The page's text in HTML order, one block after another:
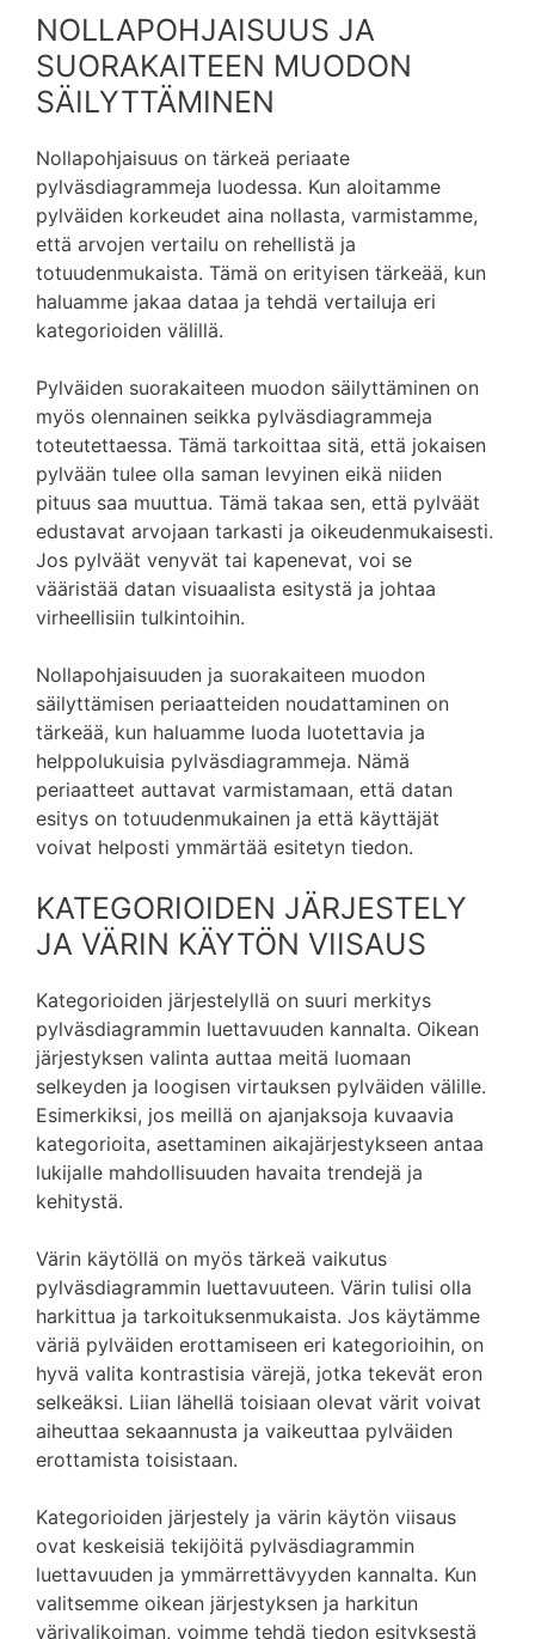
NOLLAPOHJAISUUS JA
SUORAKAITEEN MUODON
SÄILYTTÄMINEN
Nollapohjaisuus on tärkeä periaate
pylväsdiagrammeja luodessa. Kun aloitamme
pylväiden korkeudet aina nollasta, varmistamme,
että arvojen vertailu on rehellistä ja
totuudenmukaista. Tämä on erityisen tärkeää, kun
haluamme jakaa dataa ja tehdä vertailuja eri
kategorioiden välillä.
Pylväiden suorakaiteen muodon säilyttäminen on
myös olennainen seikka pylväsdiagrammeja
toteutettaessa. Tämä tarkoittaa sitä, että jokaisen
pylvään tulee olla saman levyinen eikä niiden
pituus saa muuttua. Tämä takaa sen, että pylväät
edustavat arvojaan tarkasti ja oikeudenmukaisesti.
Jos pylväät venyvät tai kapenevat, voi se
vääristää datan visuaalista esitystä ja johtaa
virheellisiin tulkintoihin.
Nollapohjaisuuden ja suorakaiteen muodon
säilyttämisen periaatteiden noudattaminen on
tärkeää, kun haluamme luoda luotettavia ja
helppolukuisia pylväsdiagrammeja. Nämä
periaatteet auttavat varmistamaan, että datan
esitys on totuudenmukainen ja että käyttäjät
voivat helposti ymmärtää esitetyn tiedon.
KATEGORIOIDEN JÄRJESTELY
JA VÄRIN KÄYTÖN VIISAUS
Kategorioiden järjestelyllä on suuri merkitys
pylväsdiagrammin luettavuuden kannalta. Oikean
järjestyksen valinta auttaa meitä luomaan
selkeyden ja loogisen virtauksen pylväiden välille.
Esimerkiksi, jos meillä on ajanjaksoja kuvaavia
kategorioita, asettaminen aikajärjestykseen antaa
lukijalle mahdollisuuden havaita trendejä ja
kehitystä.
Värin käytöllä on myös tärkeä vaikutus
pylväsdiagrammin luettavuuteen. Värin tulisi olla
harkittua ja tarkoituksenmukaista. Jos käytämme
väriä pylväiden erottamiseen eri kategorioihin, on
hyvä valita kontrastisia värejä, jotka tekevät eron
selkeäksi. Liian lähellä toisiaan olevat värit voivat
aiheuttaa sekaannusta ja vaikeuttaa pylväiden
erottamista toisistaan.
Kategorioiden järjestely ja värin käytön viisaus
ovat keskeisiä tekijöitä pylväsdiagrammin
luettavuuden ja ymmärrettävyyden kannalta. Kun
valitsemme oikean järjestyksen ja harkitun
värivalikoiman, voimme tehdä tiedon esityksestä